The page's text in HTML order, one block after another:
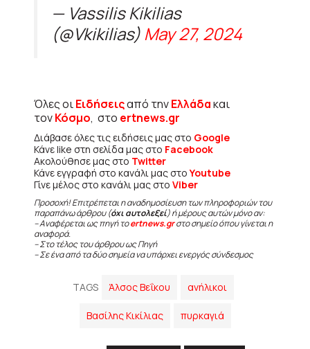
— Vassilis Kikilias
(@Vkikilias)May 27, 2024
Όλες οιΕιδήσειςαπό τηνΕλλάδακαι
τονΚόσμο, στο ertnews.gr
Διάβασε όλες τις ειδήσεις μας στο Google
Κάνε like στη σελίδα μας στο Facebook
Ακολούθησε μας στο Twitter
Κάνε εγγραφή στο κανάλι μας στοYoutube
Γίνε μέλος στο κανάλι μας στο Viber
Προσοχή! Επιτρέπεται η αναδημοσίευση των πληροφοριών του
παραπάνω άρθρου (όχι αυτολεξεί) ή μέρους αυτών μόνο αν:
– Αναφέρεται ως πηγή τοertnews.grστο σημείο όπου γίνεται η
αναφορά.
– Στο τέλος του άρθρου ως Πηγή
– Σε ένα από τα δύο σημεία να υπάρχει ενεργός σύνδεσμος
TAGS Άλσος Βεΐκου ανήλικοι
Βασίλης Κικίλιας πυρκαγιά